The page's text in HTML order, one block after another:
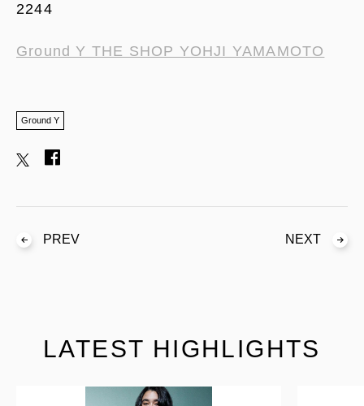
2244
Ground Y THE SHOP YOHJI YAMAMOTO
Ground Y
PREV NEXT
LATEST HIGHLIGHTS